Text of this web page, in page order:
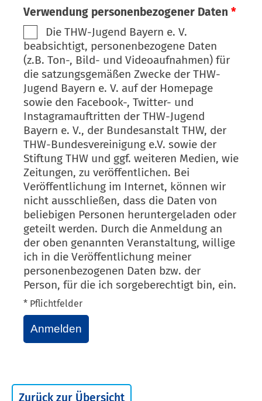
Verwendung personenbezogener Daten *
Die THW-Jugend Bayern e. V.
beabsichtigt, personenbezogene Daten
(z.B. Ton-, Bild- und Videoaufnahmen) für
die satzungsgemäßen Zwecke der THW-
Jugend Bayern e. V. auf der Homepage
sowie den Facebook-, Twitter- und
Instagramauftritten der THW-Jugend
Bayern e. V., der Bundesanstalt THW, der
THW-Bundesvereinigung e.V. sowie der
Stiftung THW und ggf. weiteren Medien, wie
Zeitungen, zu veröffentlichen. Bei
Veröffentlichung im Internet, können wir
nicht ausschließen, dass die Daten von
beliebigen Personen heruntergeladen oder
geteilt werden. Durch die Anmeldung an
der oben genannten Veranstaltung, willige
ich in die Veröffentlichung meiner
personenbezogenen Daten bzw. der
Person, für die ich sorgeberechtigt bin, ein.
* Pflichtfelder
Anmelden
Zurück zur Übersicht